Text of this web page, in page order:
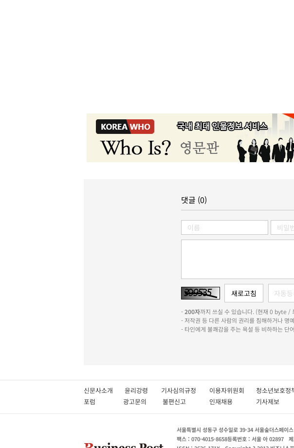
댓글 (0)
-200자까지 쓰실 수 있습니다. (현재 0 byte /
- 저작권 등 다른 사람의 권리를 침해하거나 명
- 타인에게 불쾌감을 주는 욕설 등 비하하는 단
신문사소개 윤리강령 기사심의규정 이용자위원회 청소년보호
포럼
광고문의 불편신고 인재채용 기사제보
서울특별시 성동구 성수일로 39-34 서울숲더스페이
팩스 : 070-4015-8658등록번호 : 서울 아 02897